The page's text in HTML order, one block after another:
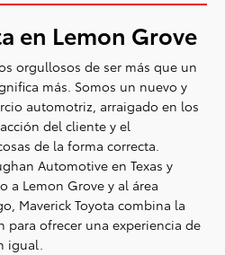
en Lemon Grove
orgullosos de ser más que un
más. Somos un nuevo y
automotriz, arraigado en los
del cliente y el
de la forma correcta.
Automotive en Texas y
a Lemon Grove y al área
Maverick Toyota combina la
ofrecer una experiencia de
igual.